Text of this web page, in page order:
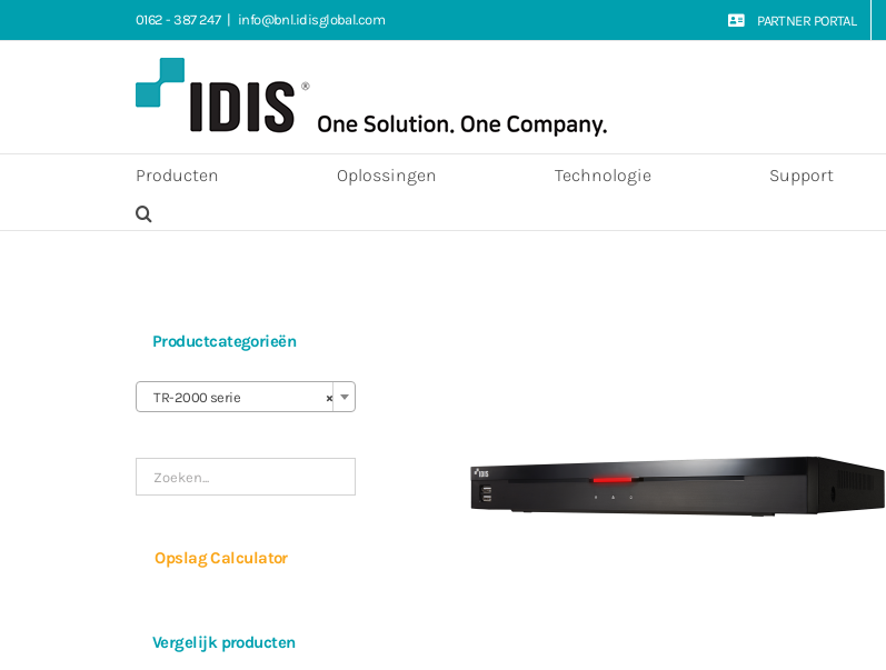
naar
0162 - 387 247 | info@bnl.idisglobal.com PARTNER PORTAL
Producten Oplossingen Technologie Support
Productcategorieën
×
TR-2000 serie
Opslag Calculator
Vergelijk producten